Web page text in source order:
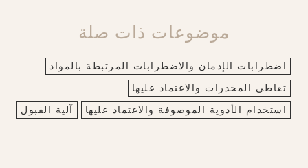
موضوعات ذات صلة
اضطرابات الإدمان والاضطرابات المرتبطة بالمواد
تعاطي المخدرات والاعتماد عليها
استخدام الأدوية الموصوفة والاعتماد عليها
آلية القبول